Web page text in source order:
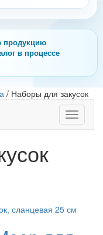
продукцию
в процессе
/ Наборы для закусок
Toggle